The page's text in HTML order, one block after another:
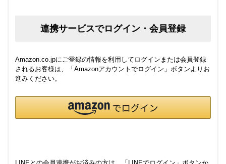
連携サービスでログイン・会員登録
Amazon.co.jpにご登録の情報を利用してログインまたは会員登録
されるお客様は、「Amazonアカウントでログイン」ボタンよりお
進みください。